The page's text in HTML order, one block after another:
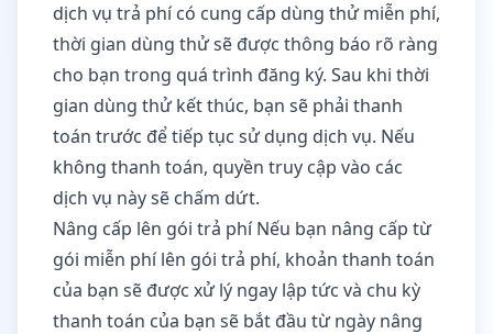
dịch vụ trả phí có cung cấp dùng thử miễn phí,
thời gian dùng thử sẽ được thông báo rõ ràng
cho bạn trong quá trình đăng ký. Sau khi thời
gian dùng thử kết thúc, bạn sẽ phải thanh
toán trước để tiếp tục sử dụng dịch vụ. Nếu
không thanh toán, quyền truy cập vào các
dịch vụ này sẽ chấm dứt.
Nâng cấp lên gói trả phí Nếu bạn nâng cấp từ
gói miễn phí lên gói trả phí, khoản thanh toán
của bạn sẽ được xử lý ngay lập tức và chu kỳ
thanh toán của bạn sẽ bắt đầu từ ngày nâng